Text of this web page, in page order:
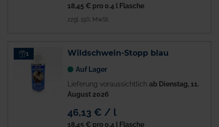
18,45 € pro 0.4 l Flasche
zzgl. 19% MwSt.
1 Wildschwein-Stopp blau
Auf Lager
Lieferung voraussichtlich ab Dienstag, 11.
August 2026
46,13 € / l
18,45 € pro 0.4 l Flasche